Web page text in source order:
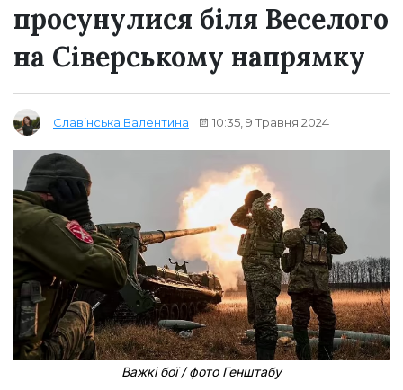
просунулися біля Веселого
на Сіверському напрямку
Славінська Валентина 10:35, 9 Травня 2024
Важкі бої / фото Генштабу